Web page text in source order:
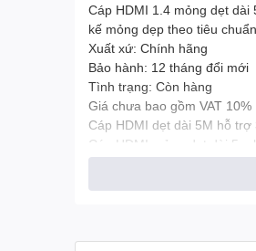
Cáp HDMI 1.4 mỏng dẹt
kế mỏng dẹp theo tiêu
Xuất xứ: Chính hãng
Bảo hành: 12 tháng đổi mới
Tình trạng: Còn hàng
Giá chưa bao gồm VAT 10%
Cáp HDMI dẹt dài 5M hỗ
Cáp HDMI mỏng dẹt dài
hẹp, dễ dàng đi dây không
Dây cáp HDMI dẹt 5m cao
Thông tin Cáp HDMI mỏng